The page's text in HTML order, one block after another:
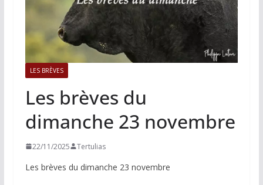
LES BRÈVES
Les brèves du
dimanche 23 novembre
22/11/2025 Tertulias
Les brèves du dimanche 23 novembre